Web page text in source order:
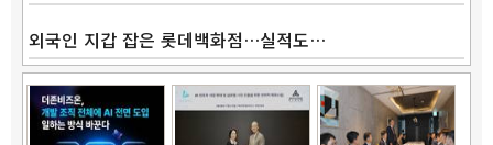
외국인 지갑 잡은 롯데백화점…실적도…